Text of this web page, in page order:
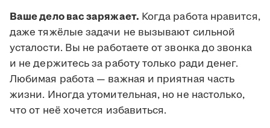
Ваше дело вас заряжает. Когда работа нравится,
даже тяжёлые задачи не вызывают сильной
усталости. Вы не работаете от звонка до звонка
и не держитесь за работу только ради денег.
Любимая работа — важная и приятная часть
жизни. Иногда утомительная, но не настолько,
что от неё хочется избавиться.